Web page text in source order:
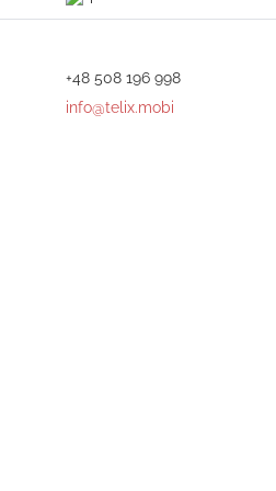
+48 508 196 998
info@telix.mobi